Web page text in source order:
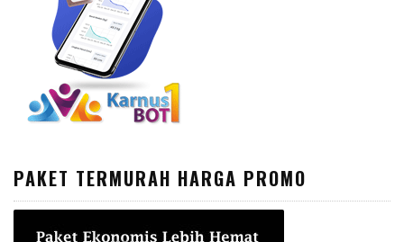
PAKET TERMURAH HARGA PROMO